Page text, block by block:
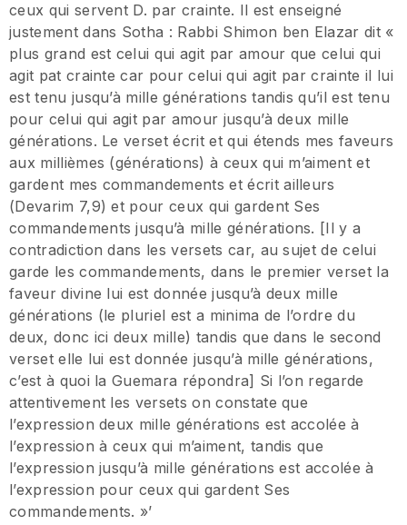
ceux qui servent D. par crainte. Il est enseigné
justement dans Sotha : Rabbi Shimon ben Elazar dit «
plus grand est celui qui agit par amour que celui qui
agit pat crainte car pour celui qui agit par crainte il lui
est tenu jusqu’à mille générations tandis qu’il est tenu
pour celui qui agit par amour jusqu’à deux mille
générations. Le verset écrit et qui étends mes faveurs
aux millièmes (générations) à ceux qui m’aiment et
gardent mes commandements et écrit ailleurs
(Devarim 7,9) et pour ceux qui gardent Ses
commandements jusqu’à mille générations. [Il y a
contradiction dans les versets car, au sujet de celui
garde les commandements, dans le premier verset la
faveur divine lui est donnée jusqu’à deux mille
générations (le pluriel est a minima de l’ordre du
deux, donc ici deux mille) tandis que dans le second
verset elle lui est donnée jusqu’à mille générations,
c’est à quoi la Guemara répondra] Si l’on regarde
attentivement les versets on constate que
l’expression deux mille générations est accolée à
l’expression à ceux qui m’aiment, tandis que
l’expression jusqu’à mille générations est accolée à
l’expression pour ceux qui gardent Ses
commandements. »’